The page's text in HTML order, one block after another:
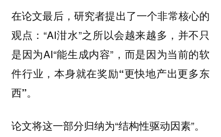
在论文最后，研究者提出了一个非常核心的
观点：“AI泔水”之所以会越来越多，并不只
是因为AI“能生成内容”，而是因为当前的软
件行业，本身就在奖励“更快地产出更多东
西”。
论文将这一部分归纳为“结构性驱动因素”。